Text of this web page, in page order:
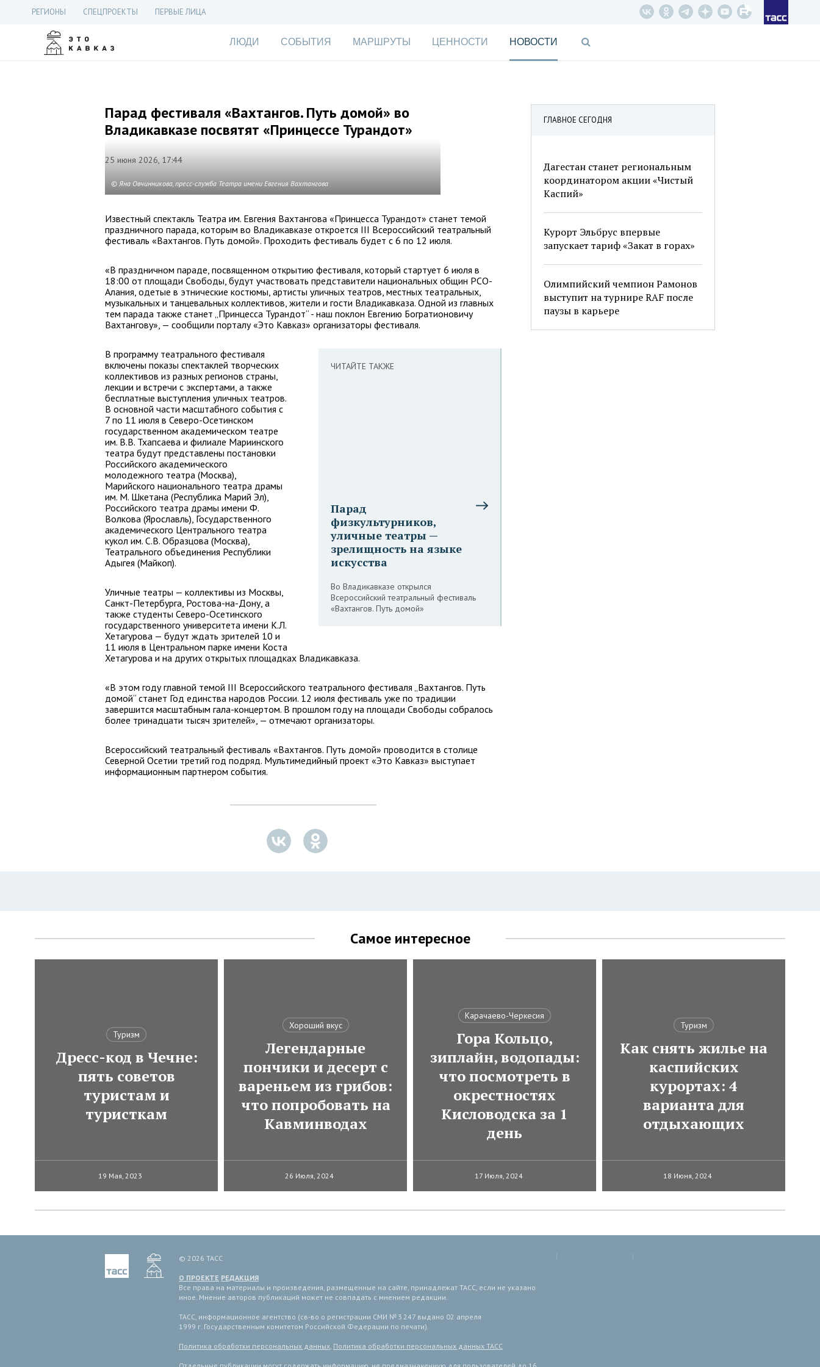
РЕГИОНЫ СПЕЦПРОЕКТЫ ПЕРВЫЕ ЛИЦА
ЛЮДИ СОБЫТИЯ МАРШРУТЫ ЦЕННОСТИ НОВОСТИ
ГЛАВНОЕ СЕГОДНЯ
Дагестан станет региональным
координатором акции «Чистый
Каспий»
Курорт Эльбрус впервые
запускает тариф «Закат в горах»
Олимпийский чемпион Рамонов
выступит на турнире RAF после
паузы в карьере
Парад фестиваля «Вахтангов. Путь домой» во
Владикавказе посвятят «Принцессе Турандот»
25 июня 2026, 17:44
© Яна Овчинникова, пресс-служба Театра имени Евгения Вахтангова
Известный спектакль Театра им. Евгения Вахтангова «Принцесса Турандот» станет темой
праздничного парада, которым во Владикавказе откроется III Всероссийский театральный
фестиваль «Вахтангов. Путь домой». Проходить фестиваль будет с 6 по 12 июля.
«В праздничном параде, посвященном открытию фестиваля, который стартует 6 июля в
18:00 от площади Свободы, будут участвовать представители национальных общин РСО-
Алания, одетые в этнические костюмы, артисты уличных театров, местных театральных,
музыкальных и танцевальных коллективов, жители и гости Владикавказа. Одной из главных
тем парада также станет „Принцесса Турандот“ - наш поклон Евгению Богратионовичу
Вахтангову», — сообщили порталу «Это Кавказ» организаторы фестиваля.
ЧИТАЙТЕ ТАКЖЕ
Парад
физкультурников,
уличные театры —
зрелищность на языке
искусства
Во Владикавказе открылся
Всероссийский театральный фестиваль
«Вахтангов. Путь домой»
В программу театрального фестиваля
включены показы спектаклей творческих
коллективов из разных регионов страны,
лекции и встречи с экспертами, а также
бесплатные выступления уличных театров.
В основной части масштабного события с
7 по 11 июля в Северо-Осетинском
государственном академическом театре
им. В.В. Тхапсаева и филиале Мариинского
театра будут представлены постановки
Российского академического
молодежного театра (Москва),
Марийского национального театра драмы
им. М. Шкетана (Республика Марий Эл),
Российского театра драмы имени Ф.
Волкова (Ярославль), Государственного
академического Центрального театра
кукол им. С.В. Образцова (Москва),
Театрального объединения Республики
Адыгея (Майкоп).
Уличные театры — коллективы из Москвы,
Санкт-Петербурга, Ростова-на-Дону, а
также студенты Северо-Осетинского
государственного университета имени К.Л.
Хетагурова — будут ждать зрителей 10 и
11 июля в Центральном парке имени Коста
Хетагурова и на других открытых площадках Владикавказа.
«В этом году главной темой III Всероссийского театрального фестиваля „Вахтангов. Путь
домой“ станет Год единства народов России. 12 июля фестиваль уже по традиции
завершится масштабным гала-концертом. В прошлом году на площади Свободы собралось
более тринадцати тысяч зрителей», — отмечают организаторы.
Всероссийский театральный фестиваль «Вахтангов. Путь домой» проводится в столице
Северной Осетии третий год подряд. Мультимедийный проект «Это Кавказ» выступает
информационным партнером события.
Самое интересное
Туризм
Дресс-код в Чечне:
пять советов
туристам и
туристкам
19 Мая, 2023
Хороший вкус
Легендарные
пончики и десерт с
вареньем из грибов:
что попробовать на
Кавминводах
26 Июля, 2024
Карачаево-Черкесия
Гора Кольцо,
зиплайн, водопады:
что посмотреть в
окрестностях
Кисловодска за 1
день
17 Июля, 2024
Туризм
Как снять жилье на
каспийских
курортах: 4
варианта для
отдыхающих
18 Июня, 2024
© 2026 ТАСС
О ПРОЕКТЕ РЕДАКЦИЯ
Все права на материалы и произведения, размещенные на сайте, принадлежат ТАСС, если не указано
иное. Мнение авторов публикаций может не совпадать с мнением редакции.
ТАСС, информационное агентство (св-во о регистрации СМИ № 3 247 выдано 02 апреля
1999 г. Государственным комитетом Российской Федерации по печати).
Политика обработки персональных данных, Политика обработки персональных данных ТАСС